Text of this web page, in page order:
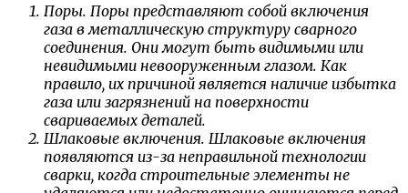
Поры. Поры представляют собой включения
газа в металлическую структуру сварного
соединения. Они могут быть видимыми или
невидимыми невооруженным глазом. Как
правило, их причиной является наличие избытка
газа или загрязнений на поверхности
свариваемых деталей.
Шлаковые включения. Шлаковые включения
появляются из-за неправильной технологии
сварки, когда строительные элементы не